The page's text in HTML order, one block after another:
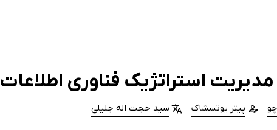
استراتژیک فناوری اطلاعات
پیتر یوتسشاک سید حجت اله جلیلی